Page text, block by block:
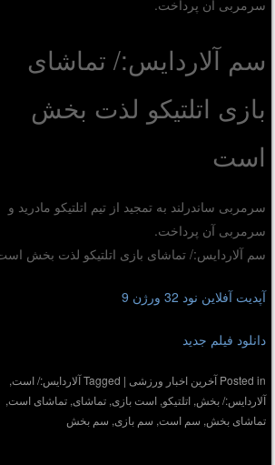
سرمربی آن پرداخت.
سم آلاردایس:/ تماشای
بازی اتلتیکو لذت بخش
است
سرمربی ساندرلند به تمجید از تیم اتلتیکو مادرید و
سرمربی آن پرداخت.
سم آلاردایس:/ تماشای بازی اتلتیکو لذت بخش است
آپدیت آفلاین نود 32 ورژن 9
دانلود فیلم جدید
Posted inآخرین اخبار ورزشی |
Taggedآلاردایس:/ است,
آلاردایس:/ بخش,اتلتیکو,است بازی,تماشای,تماشای است,
تماشای بخش,سم است,سم بازی,سم بخش